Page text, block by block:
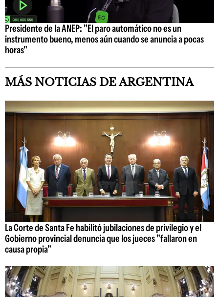
Presidente de la ANEP: "El paro automático no es un
instrumento bueno, menos aún cuando se anuncia a pocas
horas"
MÁS NOTICIAS DE ARGENTINA
La Corte de Santa Fe habilitó jubilaciones de privilegio y el
Gobierno provincial denuncia que los jueces "fallaron en
causa propia"